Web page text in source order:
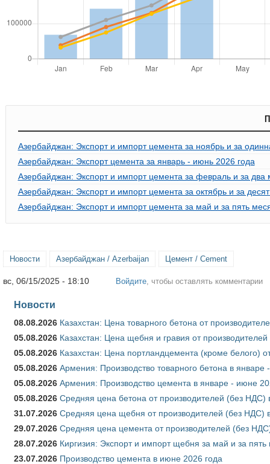
Азербайджан: Экспорт и импорт цемента за ноябрь и за
Азербайджан: Экспорт цемента за январь - июнь 2026 года
Азербайджан: Экспорт и импорт цемента за февраль и за два
Азербайджан: Экспорт и импорт цемента за октябрь и за
Азербайджан: Экспорт и импорт цемента за май и за пять
Новости Азербайджан / Azerbaijan Цемент / Cement
вс, 06/15/2025 - 18:10 Войдите , чтобы оставлять комментарии
Новости
08.08.2026 Казахстан: Цена товарного бетона от
05.08.2026 Казахстан: Цена щебня и гравия от
05.08.2026 Казахстан: Цена портландцемента (кроме белого)
05.08.2026 Армения: Производство товарного бетона в январе
05.08.2026 Армения: Производство цемента в январе - июне
05.08.2026 Средняя цена бетона от производителей (без НДС)
31.07.2026 Средняя цена щебня от производителей (без НДС)
29.07.2026 Средняя цена цемента от производителей (без
28.07.2026 Киргизия: Экспорт и импорт щебня за май и за
23.07.2026 Производство цемента в июне 2026 года